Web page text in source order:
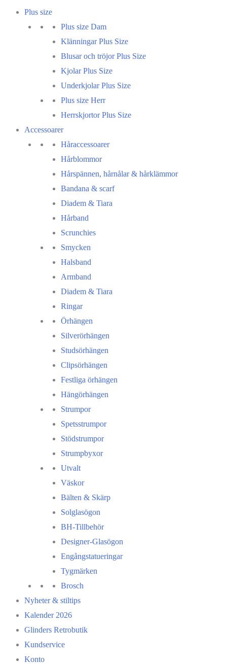
Plus size
Plus size Dam
Klänningar Plus Size
Blusar och tröjor Plus Size
Kjolar Plus Size
Underkjolar Plus Size
Plus size Herr
Herrskjortor Plus Size
Accessoarer
Håraccessoarer
Hårblommor
Hårspännen, hårnålar & hårklämmor
Bandana & scarf
Diadem & Tiara
Hårband
Scrunchies
Smycken
Halsband
Armband
Diadem & Tiara
Ringar
Örhängen
Silverörhängen
Studsörhängen
Clipsörhängen
Festliga örhängen
Hängörhängen
Strumpor
Spetsstrumpor
Stödstrumpor
Strumpbyxor
Utvalt
Väskor
Bälten & Skärp
Solglasögon
BH-Tillbehör
Designer-Glasögon
Engångstatueringar
Tygmärken
Brosch
Nyheter & stiltips
Kalender 2026
Glinders Retrobutik
Kundservice
Konto